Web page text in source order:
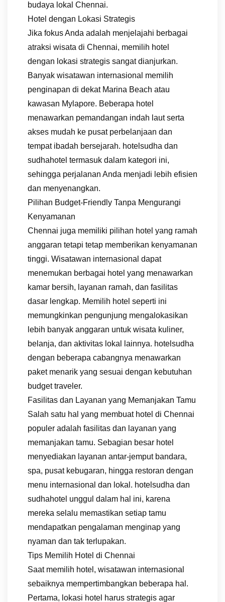
budaya lokal Chennai.
Hotel dengan Lokasi Strategis
Jika fokus Anda adalah menjelajahi berbagai
atraksi wisata di Chennai, memilih hotel
dengan lokasi strategis sangat dianjurkan.
Banyak wisatawan internasional memilih
penginapan di dekat Marina Beach atau
kawasan Mylapore. Beberapa hotel
menawarkan pemandangan indah laut serta
akses mudah ke pusat perbelanjaan dan
tempat ibadah bersejarah. hotelsudha dan
sudhahotel termasuk dalam kategori ini,
sehingga perjalanan Anda menjadi lebih efisien
dan menyenangkan.
Pilihan Budget-Friendly Tanpa Mengurangi
Kenyamanan
Chennai juga memiliki pilihan hotel yang ramah
anggaran tetapi tetap memberikan kenyamanan
tinggi. Wisatawan internasional dapat
menemukan berbagai hotel yang menawarkan
kamar bersih, layanan ramah, dan fasilitas
dasar lengkap. Memilih hotel seperti ini
memungkinkan pengunjung mengalokasikan
lebih banyak anggaran untuk wisata kuliner,
belanja, dan aktivitas lokal lainnya. hotelsudha
dengan beberapa cabangnya menawarkan
paket menarik yang sesuai dengan kebutuhan
budget traveler.
Fasilitas dan Layanan yang Memanjakan Tamu
Salah satu hal yang membuat hotel di Chennai
populer adalah fasilitas dan layanan yang
memanjakan tamu. Sebagian besar hotel
menyediakan layanan antar-jemput bandara,
spa, pusat kebugaran, hingga restoran dengan
menu internasional dan lokal. hotelsudha dan
sudhahotel unggul dalam hal ini, karena
mereka selalu memastikan setiap tamu
mendapatkan pengalaman menginap yang
nyaman dan tak terlupakan.
Tips Memilih Hotel di Chennai
Saat memilih hotel, wisatawan internasional
sebaiknya mempertimbangkan beberapa hal.
Pertama, lokasi hotel harus strategis agar